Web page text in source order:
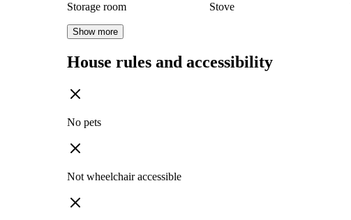
Storage room Stove
Show more
House rules and accessibility
No pets
Not wheelchair accessible